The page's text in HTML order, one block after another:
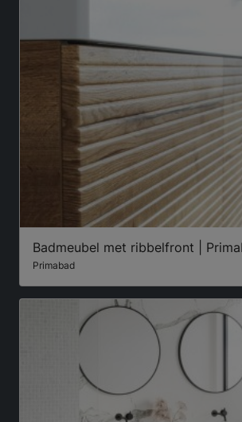
Badmeubel met ribbelfront |
Primabad